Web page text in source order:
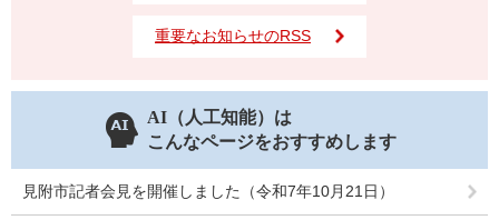
重要なお知らせのRSS
AI（人工知能）は
こんなページをおすすめします
見附市記者会見を開催しました（令和7年10月21日）